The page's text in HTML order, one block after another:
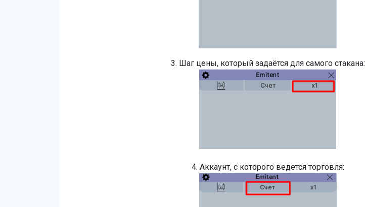
3. Шаг цены, который задаётся для самого стакана:
4. Аккаунт, с которого ведётся торговля: